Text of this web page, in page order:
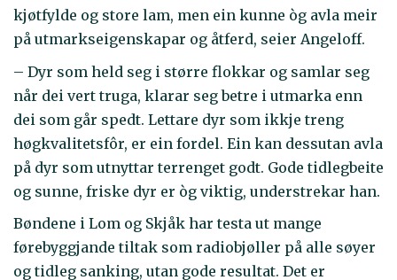
kjøtfylde og store lam, men ein kunne òg avla meir
på utmarkseigenskapar og åtferd, seier Angeloff.
– Dyr som held seg i større flokkar og samlar seg
når dei vert truga, klarar seg betre i utmarka enn
dei som går spedt. Lettare dyr som ikkje treng
høgkvalitetsfôr, er ein fordel. Ein kan dessutan avla
på dyr som utnyttar terrenget godt. Gode tidlegbeite
og sunne, friske dyr er òg viktig, understrekar han.
Bøndene i Lom og Skjåk har testa ut mange
førebyggjande tiltak som radiobjøller på alle søyer
og tidleg sanking, utan gode resultat. Det er